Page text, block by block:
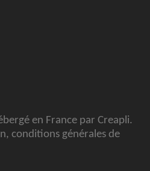
en France par Creapli.
, conditions générales de